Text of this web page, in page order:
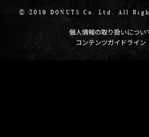
© 2019 DONUTS Co. Ltd. All
個人情報の取り扱いについ
コンテンツガイドライン